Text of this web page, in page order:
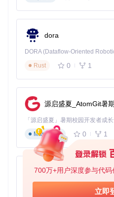
700万+用户深度参与代
立即
dora
Rust
0 1
源启盛夏_AtomGit暑
Markdown
0 1
py-xiaozhi